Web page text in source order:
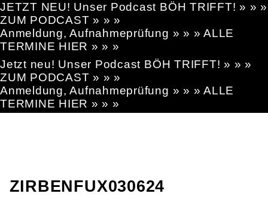
JETZT NEU! Unser Podcast BÖH TRIFFT! » » »
ZUM PODCAST » » »
Anmeldung, Aufnahmeprüfung » » » ALLE
TERMINE HIER » » »
Jetzt neu! Unser Podcast BÖH TRIFFT! » » »
ZUM PODCAST » » »
Anmeldung, Aufnahmeprüfung » » » ALLE
TERMINE HIER » » »
ZIRBENFUX030624